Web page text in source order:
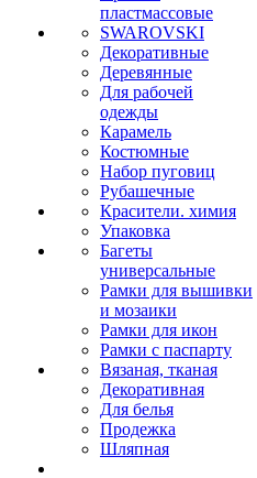
пластмассовые
SWAROVSKI
Декоративные
Деревянные
Для рабочей
одежды
Карамель
Костюмные
Набор пуговиц
Рубашечные
Красители. химия
Упаковка
Багеты
универсальные
Рамки для вышивки
и мозаики
Рамки для икон
Рамки с паспарту
Вязаная, тканая
Декоративная
Для белья
Продежка
Шляпная